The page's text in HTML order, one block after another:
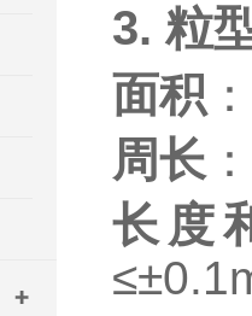
3. 粒
面积
周长
长度